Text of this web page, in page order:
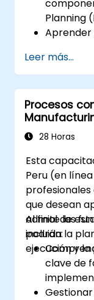
Planning
Aprender
la cadena
Explorar
IBP y sus
Obtener
interfaz
SAP IBP.
Leer más...
Procesos
28 Horas
Esta
Peru (en
que desean
admite las
incluida la
ejecución y
Al final de
podrán:
clave de